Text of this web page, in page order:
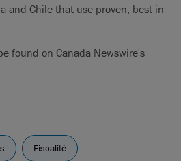
and Chile that use proven, best-in-
found on Canada Newswire's
Fiscalité